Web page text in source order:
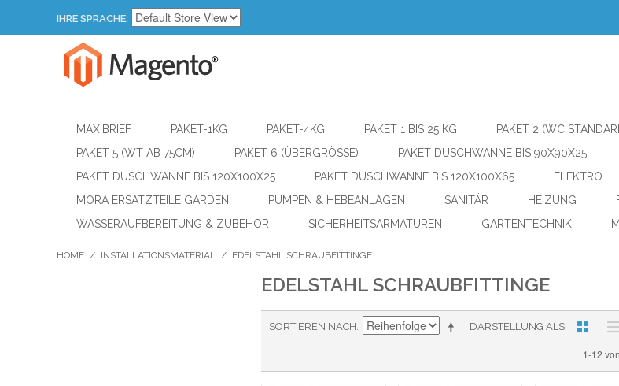
IHRE SPRACHE:
MAXIBRIEF PAKET-1KG PAKET-4KG PAKET 1 BIS 25 KG PAKET 2 (WC
PAKET 5 (WT AB 75CM)
PAKET 6 (ÜBERGRÖSSE) PAKET DUSCHWANNE BIS 90X90X25
PAKET DUSCHWANNE BIS 120X100X25
PAKET DUSCHWANNE BIS 120X100X65 ELEKTRO
MORA ERSATZTEILE GARDEN
PUMPEN & HEBEANLAGEN SANITÄR HEIZUNG
WASSERAUFBEREITUNG & ZUBEHÖR
SICHERHEITSARMATUREN GARTENTECHNIK
HOME / INSTALLATIONSMATERIAL / EDELSTAHL SCHRAUBFITTINGE
EDELSTAHL SCHRAUBFITTINGE
DARSTELLUNG ALS
SORTIEREN NACH
1-12